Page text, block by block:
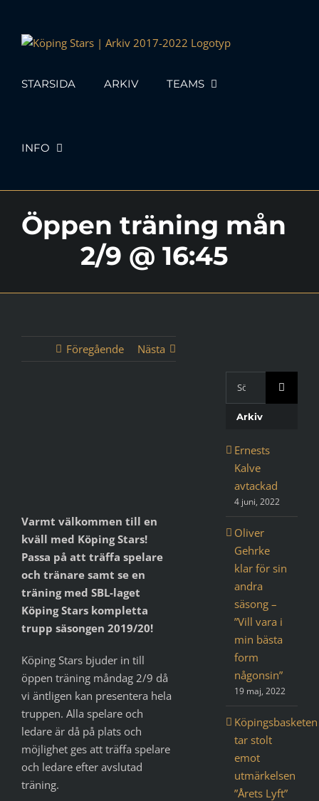
content
STARSIDA ARKIV TEAMS
INFO
Öppen träning mån
2/9 @ 16:45
Föregående Nästa
Varmt välkommen till en
kväll med Köping Stars!
Passa på att träffa spelare
och tränare samt se en
träning med SBL-laget
Köping Stars kompletta
trupp säsongen 2019/20!
Köping Stars bjuder in till
öppen träning måndag 2/9 då
vi äntligen kan presentera hela
truppen. Alla spelare och
ledare är då på plats och
möjlighet ges att träffa spelare
och ledare efter avslutad
träning.
Google:
Arkiv
Ernests
Kalve
avtackad
4 juni, 2022
Oliver
Gehrke
klar för sin
andra
säsong –
”Vill vara i
min bästa
form
någonsin”
19 maj, 2022
Köpingsbasketen
tar stolt
emot
utmärkelsen
”Årets Lyft”